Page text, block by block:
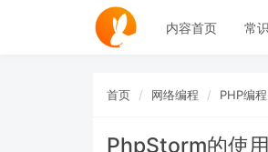
内容首页 常
首页 网络编程 PHP编程
PhpStorm的使